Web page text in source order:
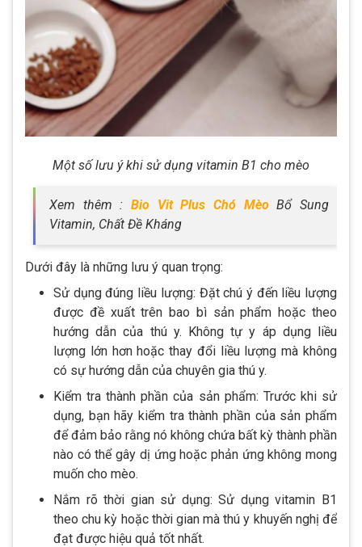
Một số lưu ý khi sử dụng vitamin B1 cho mèo
Xem thêm : Bio Vit Plus Chó MèoBổ Sung
Vitamin, Chất Đề Kháng
Dưới đây là những lưu ý quan trọng:
Sử dụng đúng liều lượng: Đặt chú ý đến liều lượng
được đề xuất trên bao bì sản phẩm hoặc theo
hướng dẫn của thú y. Không tự y áp dụng liều
lượng lớn hơn hoặc thay đổi liều lượng mà không
có sự hướng dẫn của chuyên gia thú y.
Kiểm tra thành phần của sản phẩm: Trước khi sử
dụng, bạn hãy kiểm tra thành phần của sản phẩm
để đảm bảo rằng nó không chứa bất kỳ thành phần
nào có thể gây dị ứng hoặc phản ứng không mong
muốn cho mèo.
Nắm rõ thời gian sử dụng: Sử dụng vitamin B1
theo chu kỳ hoặc thời gian mà thú y khuyến nghị để
đạt được hiệu quả tốt nhất.